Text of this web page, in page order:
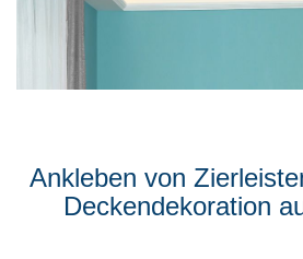
Ankleben von
Deckendekoration